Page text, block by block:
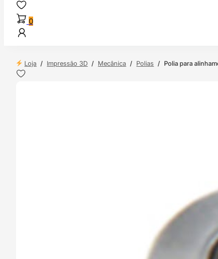
0
Loja / Impressão 3D / Mecânica / Polias / Polia para